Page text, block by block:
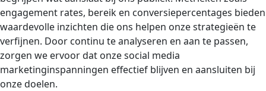
engagement rates, bereik en conversiepercentages bieden
waardevolle inzichten die ons helpen onze strategieën te
verfijnen. Door continu te analyseren en aan te passen,
zorgen we ervoor dat onze social media
marketinginspanningen effectief blijven en aansluiten bij
onze doelen.